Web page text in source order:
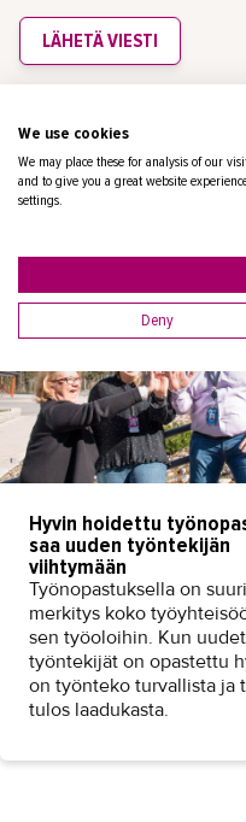
LÄHETÄ VIESTI
Tue
Hyvin hoidettu
saa uuden työntekijän
viihtymään
Työnopastuksella on suuri
merkitys koko
sen työoloihin. Kun uudet
työntekijät on opastettu
on työnteko turvallista ja
tulos laadukasta.
We use cookies
We may place these for analysis of our
and to give you a great website
settings.
Deny